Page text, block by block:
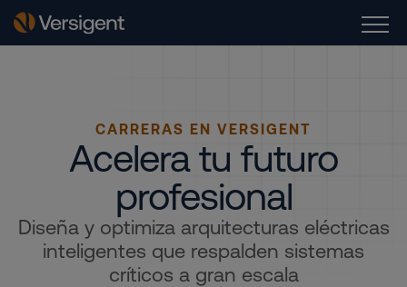
CARRERAS EN VERSIGENT
Acelera tu futuro
profesional
Diseña y optimiza arquitecturas eléctricas
inteligentes que respalden sistemas
críticos a gran escala